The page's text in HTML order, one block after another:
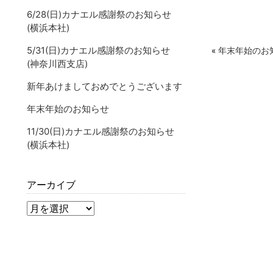
6/28(日)カナエル感謝祭のお知らせ
(横浜本社)
5/31(日)カナエル感謝祭のお知らせ
(神奈川西支店)
新年あけましておめでとうございます
年末年始のお知らせ
11/30(日)カナエル感謝祭のお知らせ
(横浜本社)
アーカイブ
« 年末年始のお